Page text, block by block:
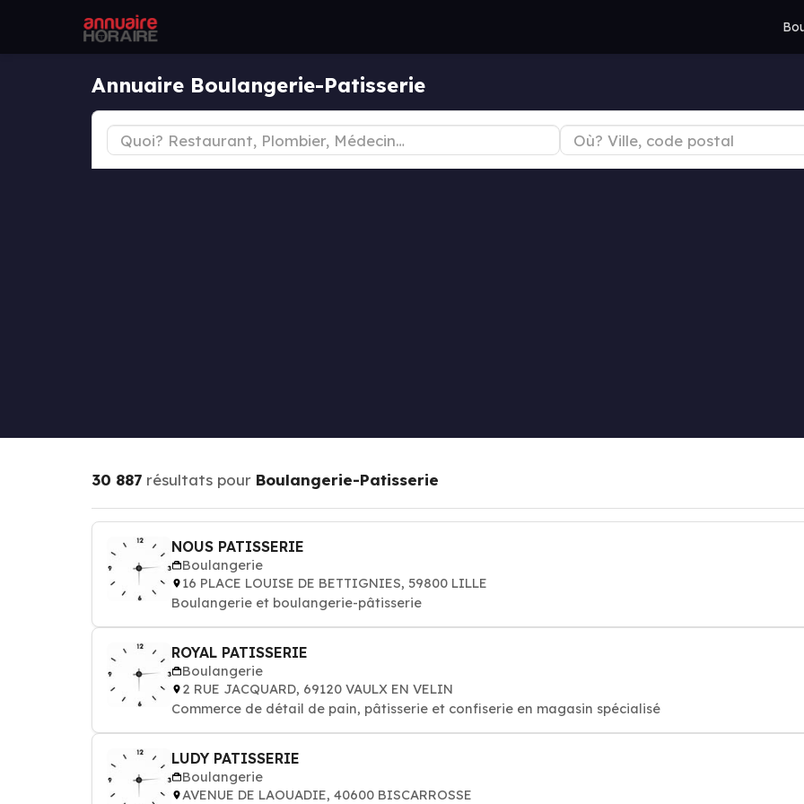
Annuaire Boulangerie-Patisserie
30 887 résultats pour Boulangerie-Patisserie
NOUS PATISSERIE
Boulangerie
16 PLACE LOUISE DE BETTIGNIES, 59800 LILLE
Boulangerie et boulangerie-pâtisserie
ROYAL PATISSERIE
Boulangerie
2 RUE JACQUARD, 69120 VAULX EN VELIN
Commerce de détail de pain, pâtisserie et confiserie en magasin spécialisé
LUDY PATISSERIE
Boulangerie
AVENUE DE LAOUADIE, 40600 BISCARROSSE